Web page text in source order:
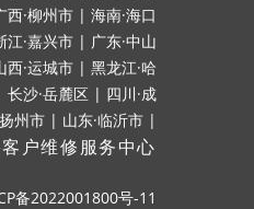
西·柳州市 | 海南·海口
江·嘉兴市 | 广东·中山
西·运城市 | 黑龙江·哈
长沙·岳麓区 | 四川·成
州市 | 山东·临沂市 |
户维修服务中心
备2022001800号-11